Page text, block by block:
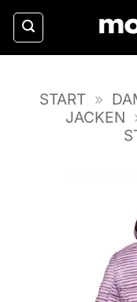
Zum
Inhalt
springen
START »
JACKEN